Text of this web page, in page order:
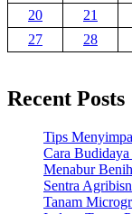
20
21
27
28
Recent Posts
Tips
Cara
Menabur
Sentra
Tanam